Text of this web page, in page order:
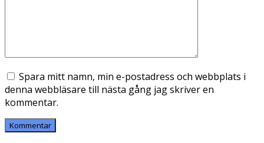
Spara mitt namn, min e-postadress och webbplats i
denna webbläsare till nästa gång jag skriver en
kommentar.